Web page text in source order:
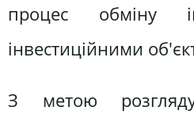
процес обміну
інвестиційними
З метою розгляду